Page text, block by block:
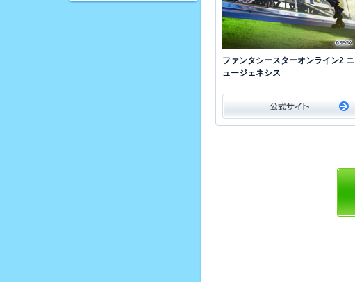
ファンタシースターオンライン2 ニ
ュージェネシス